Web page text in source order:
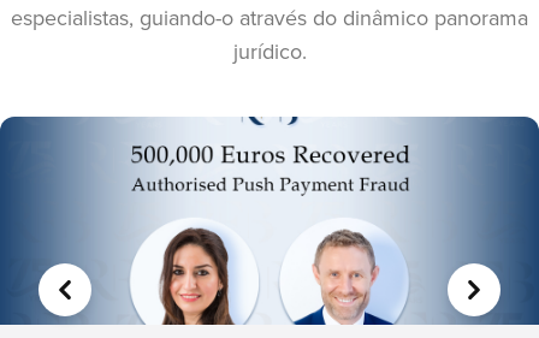
especialistas, guiando-o através do dinâmico panorama
jurídico.
ANTERIOR